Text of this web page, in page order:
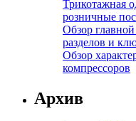
Трикотажная
розничные
Обзор
разделов и
Обзор
компрессоров
Архив